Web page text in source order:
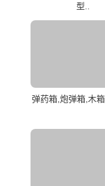
型..
弹药箱,炮弹箱,木箱